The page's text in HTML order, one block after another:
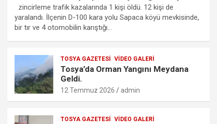
ce
b
o
o
k
tt
er
ail at
s
A
p
p
se
n
g
er
lo
o
k.
c
o
m
ail ar
e
zincirleme trafik kazalarında 1 kişi öldü. 12 kişi de
yaralandı. İlçenin D-100 kara yolu Sapaca köyü mevkisinde,
bir tır ve 4 otomobilin karıştığı…
TOSYA GAZETESI VIDEO GALERI
Tosya’da Orman Yangını Meydana
Geldi.
12 Temmuz 2026 admin
TOSYA GAZETESI VIDEO GALERI